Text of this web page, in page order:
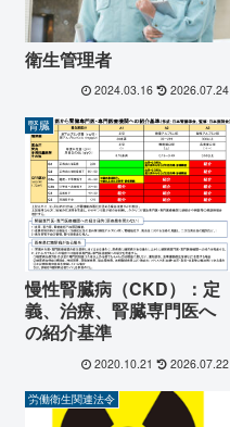
衛生管理者
2024.03.16 2026.07.24
腎臓
慢性腎臓病（CKD）：定
義、治療、腎臓専門医へ
の紹介基準
2020.10.21 2026.07.22
労働衛生関連法令